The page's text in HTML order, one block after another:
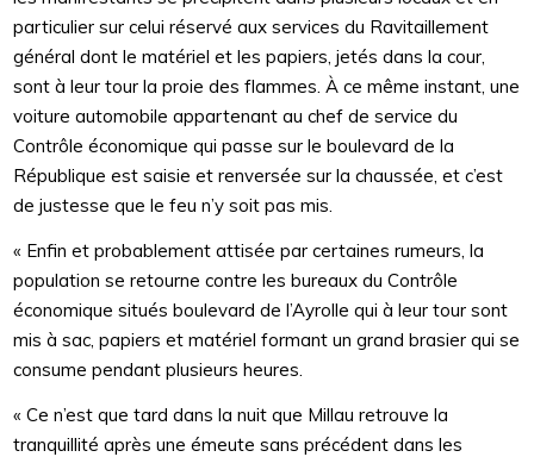
particulier sur celui réservé aux services du Ravitaillement
général dont le matériel et les papiers, jetés dans la cour,
sont à leur tour la proie des flammes. À ce même instant, une
voiture automobile appartenant au chef de service du
Contrôle économique qui passe sur le boulevard de la
République est saisie et renversée sur la chaussée, et c’est
de justesse que le feu n’y soit pas mis.
« Enfin et probablement attisée par certaines rumeurs, la
population se retourne contre les bureaux du Contrôle
économique situés boulevard de l’Ayrolle qui à leur tour sont
mis à sac, papiers et matériel formant un grand brasier qui se
consume pendant plusieurs heures.
« Ce n’est que tard dans la nuit que Millau retrouve la
tranquillité après une émeute sans précédent dans les